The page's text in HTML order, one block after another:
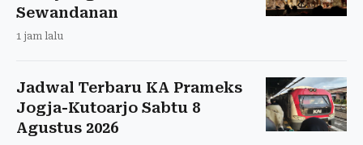
Sewandanan
1 jam lalu
Jadwal Terbaru KA Prameks
Jogja-Kutoarjo Sabtu 8
Agustus 2026